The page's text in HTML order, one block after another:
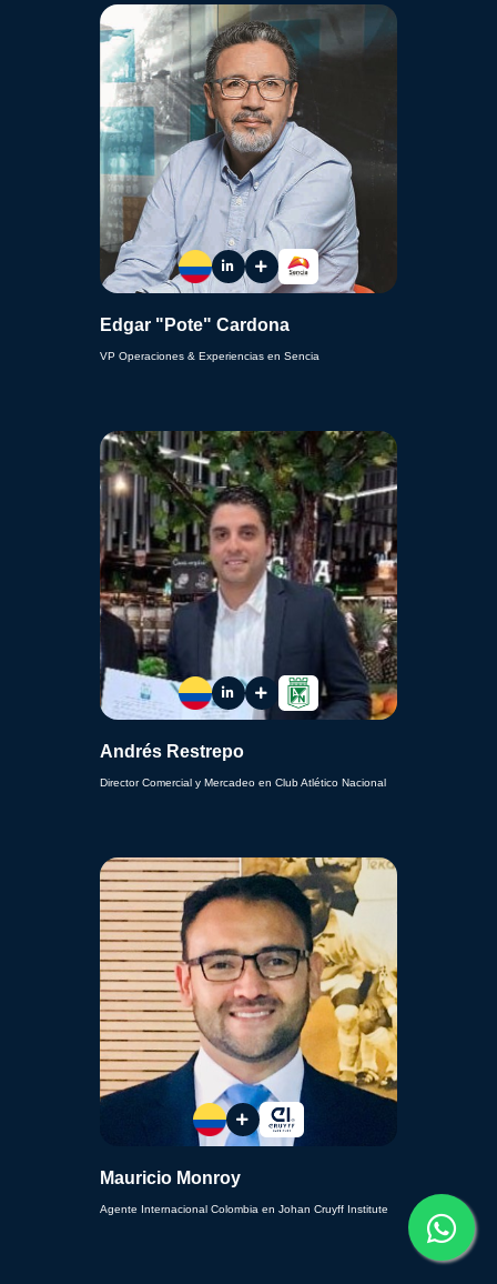
Edgar "Pote" Cardona
VP Operaciones & Experiencias en Sencia
Andrés Restrepo
Director Comercial y Mercadeo en Club Atlético Nacional
Mauricio Monroy
Agente Internacional Colombia en Johan Cruyff Institute